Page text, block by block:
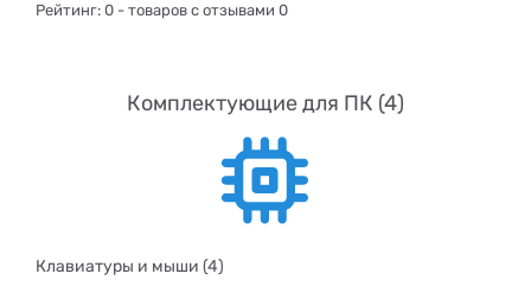
Рейтинг: 0 - товаров с отзывами 0
Комплектующие для ПК (4)
Клавиатуры и мыши (4)